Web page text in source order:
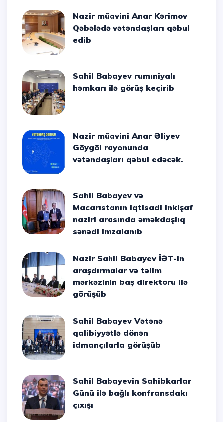
Nazir müavini Anar Kərimov
Qəbələdə vətəndaşları qəbul
edib
Sahil Babayev rumıniyalı
həmkarı ilə görüş keçirib
Nazir müavini Anar Əliyev
Göygöl rayonunda
vətəndaşları qəbul edəcək.
Sahil Babayev və
Macarıstanın iqtisadi inkişaf
naziri arasında əməkdaşlıq
sənədi imzalanıb
Nazir Sahil Babayev İƏT-in
araşdırmalar və təlim
mərkəzinin baş direktoru ilə
görüşüb
Sahil Babayev Vətənə
qalibiyyətlə dönən
idmançılarla görüşüb
Sahil Babayevin Sahibkarlar
Günü ilə bağlı konfransdakı
çıxışı